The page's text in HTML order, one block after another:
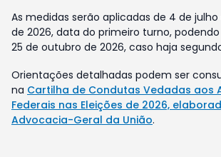
As medidas serão aplicadas de 4 de
de 2026, data do primeiro turno,
25 de outubro de 2026, caso haja
Orientações detalhadas podem ser
na Cartilha de Condutas Vedadas aos
Federais nas Eleições de 2026,
Advocacia-Geral da União.